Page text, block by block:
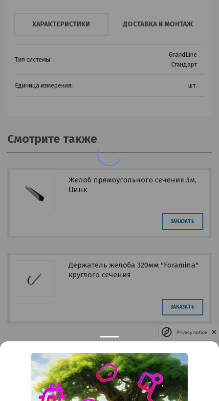
ХАРАКТЕРИСТИКИ ДОСТАВКА И МОНТАЖ
Тип системы:
GrandLine
Стандарт
Единица измерения: шт.
Смотрите также
Желоб прямоугольного сечения 3м,
Цинк
ЗАКАЗАТЬ
Держатель желоба 320мм "Foramina"
круглого сечения
ЗАКАЗАТЬ
Контакты
Краснодар Тимашевск Темрюк
+7 (861) 298-41-90 +7 (861) 298-41-90
Privacy notice